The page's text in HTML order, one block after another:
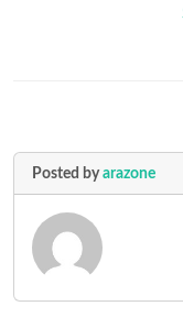
Posted byarazone